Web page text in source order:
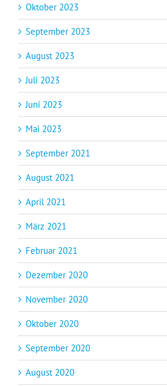
Oktober 2023
September 2023
August 2023
Juli 2023
Juni 2023
Mai 2023
September 2021
August 2021
April 2021
März 2021
Februar 2021
Dezember 2020
November 2020
Oktober 2020
September 2020
August 2020